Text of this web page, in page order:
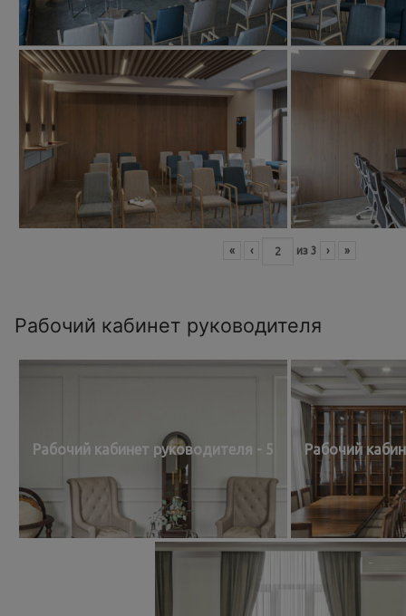
« ‹ из 3 › »
Рабочий кабинет руководителя
Рабочий кабинет руководителя - 5 Рабочий